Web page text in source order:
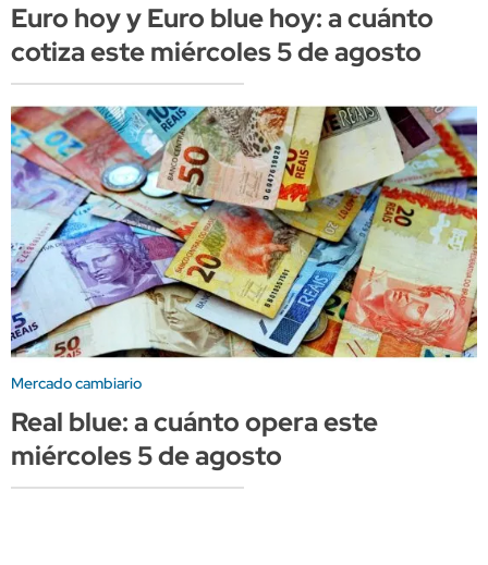
Euro hoy y Euro blue hoy: a cuánto
cotiza este miércoles 5 de agosto
Mercado cambiario
Real blue: a cuánto opera este
miércoles 5 de agosto